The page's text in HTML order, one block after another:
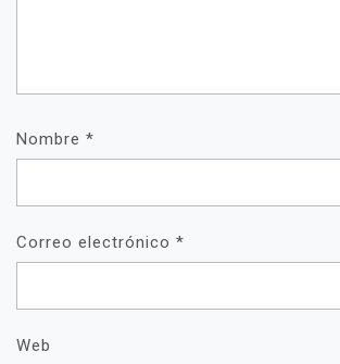
Nombre *
Correo electrónico *
Web